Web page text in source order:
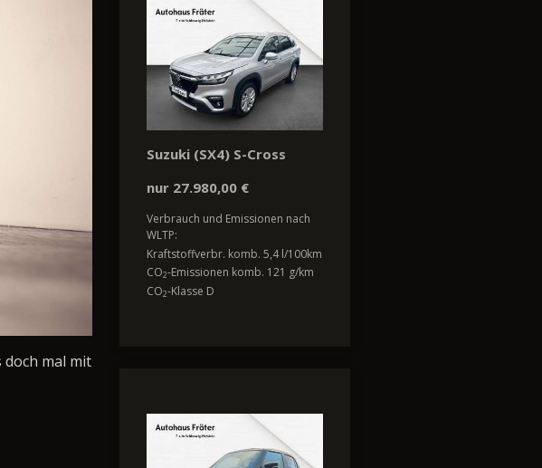
doch mal mit
Suzuki (SX4) S-Cross
nur 27.980,00 €
Verbrauch und Emissionen nach
WLTP:
Kraftstoffverbr. komb. 5,4 l/100km
CO2-Emissionen komb. 121 g/km
CO2-Klasse D